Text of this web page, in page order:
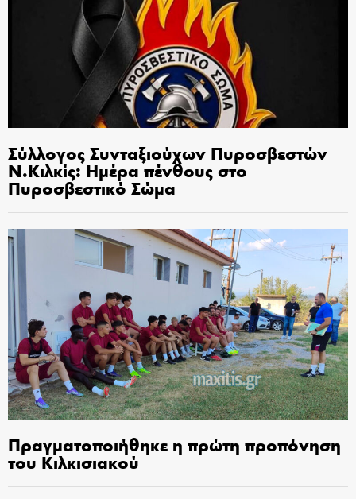
Σύλλογος Συνταξιούχων Πυροσβεστών
Ν.Κιλκίς: Ημέρα πένθους στο
Πυροσβεστικό Σώμα
Πραγματοποιήθηκε η πρώτη προπόνηση
του Κιλκισιακού